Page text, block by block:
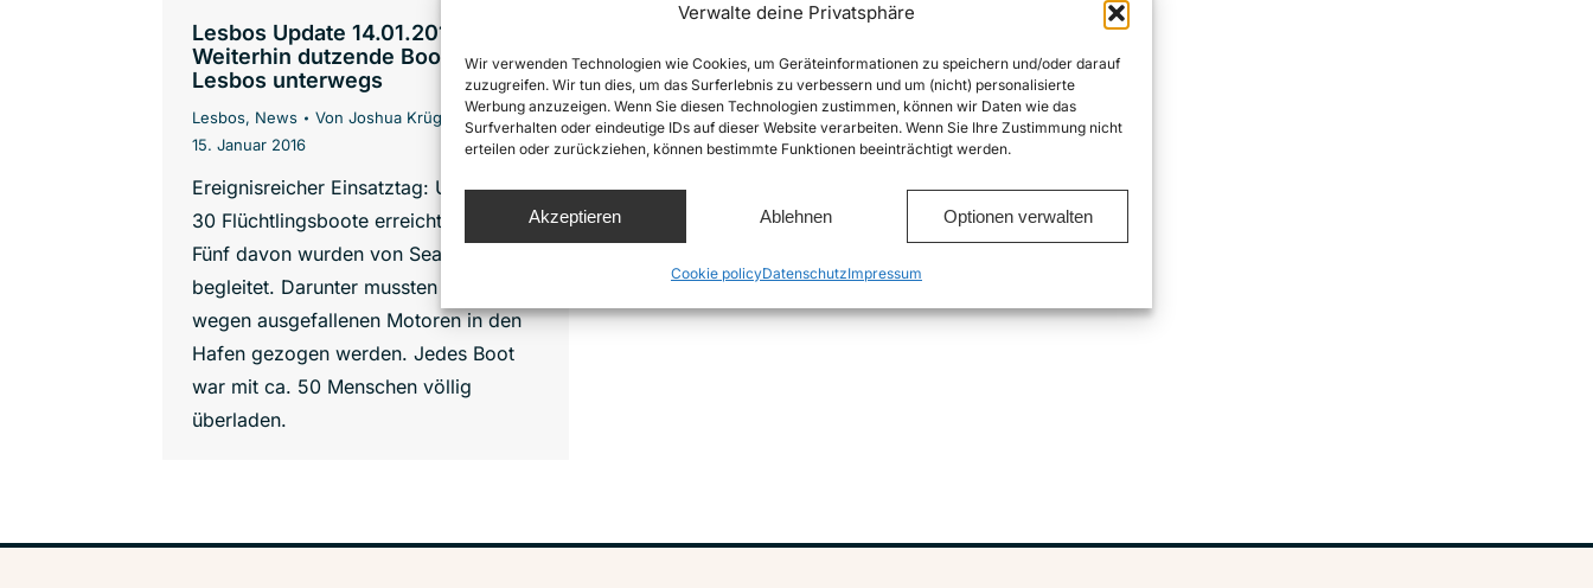
Verwalte deine Privatsphäre
Wir verwenden Technologien wie Cookies, um Geräteinformationen zu speichern und/oder darauf
zuzugreifen. Wir tun dies, um das Surferlebnis zu verbessern und um (nicht) personalisierte
Werbung anzuzeigen. Wenn Sie diesen Technologien zustimmen, können wir Daten wie das
Surfverhalten oder eindeutige IDs auf dieser Website verarbeiten. Wenn Sie Ihre Zustimmung nicht
erteilen oder zurückziehen, können bestimmte Funktionen beeinträchtigt werden.
Akzeptieren Ablehnen Optionen verwalten
Cookie policyDatenschutzImpressum
Lesbos Update 14.01.2016:
Weiterhin dutzende Boote nach
Lesbos unterwegs
Lesbos, News Von Joshua Krüger
15. Januar 2016
Ereignisreicher Einsatztag: Ungefähr
30 Flüchtlingsboote erreichten Lesbos.
Fünf davon wurden von Sea-Watch
begleitet. Darunter mussten zwei
wegen ausgefallenen Motoren in den
Hafen gezogen werden. Jedes Boot
war mit ca. 50 Menschen völlig
überladen.